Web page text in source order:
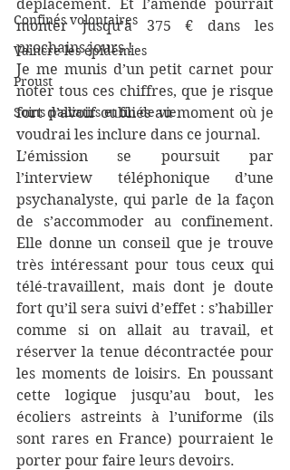
Confinés volontaires
Vaincre les épidémies
Proust
Soins palliatifs et fin de vie
déplacement. Et l’amende pourrait
monter jusqu’à 375 € dans les
prochains jours !
Je me munis d’un petit carnet pour
noter tous ces chiffres, que je risque
fort d’avoir oubliés au moment où je
voudrai les inclure dans ce journal.
L’émission se poursuit par
l’interview téléphonique d’une
psychanalyste, qui parle de la façon
de s’accommoder au confinement.
Elle donne un conseil que je trouve
très intéressant pour tous ceux qui
télé-travaillent, mais dont je doute
fort qu’il sera suivi d’effet : s’habiller
comme si on allait au travail, et
réserver la tenue décontractée pour
les moments de loisirs. En poussant
cette logique jusqu’au bout, les
écoliers astreints à l’uniforme (ils
sont rares en France) pourraient le
porter pour faire leurs devoirs.